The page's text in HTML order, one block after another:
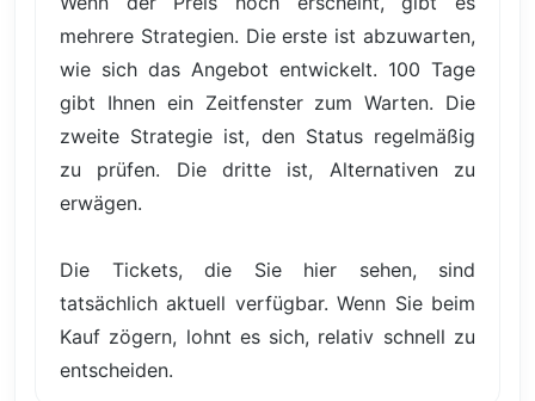
mehrere Strategien. Die erste ist abzuwarten,
wie sich das Angebot entwickelt. 100 Tage
gibt Ihnen ein Zeitfenster zum Warten. Die
zweite Strategie ist, den Status regelmäßig
zu prüfen. Die dritte ist, Alternativen zu
erwägen.
Die Tickets, die Sie hier sehen, sind
tatsächlich aktuell verfügbar. Wenn Sie beim
Kauf zögern, lohnt es sich, relativ schnell zu
entscheiden.